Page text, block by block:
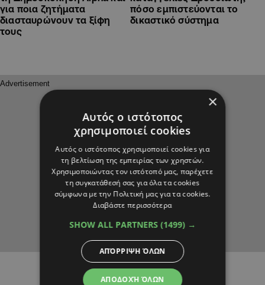
για ποια ζητήματα
διασταυρώνουν τα ξίφη
τους
πόσο εμπιστεύονται το
δικαστικό σύστημα
×
Αυτός ο ιστότοπος
χρησιμοποιεί cookies
Αυτός ο ιστότοπος χρησιμοποιεί cookies για
τη βελτίωση της εμπειρίας των χρηστών.
Χρησιμοποιώντας τον ιστότοπό μας, παρέχετε
τη συγκατάθεσή σας για όλα τα cookies
σύμφωνα με την Πολιτική μας για τα cookies.
Διαβάστε περισσότερα
SHOW ALL PARTNERS (1499) →
ΑΠΟΔΟΧΉ ΌΛΩΝ
ΑΠΌΡΡΙΨΗ ΌΛΩΝ